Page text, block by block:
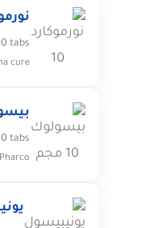
نورموكارد 10
tabs
cure
بيسولوك 10
tabs
Pharco